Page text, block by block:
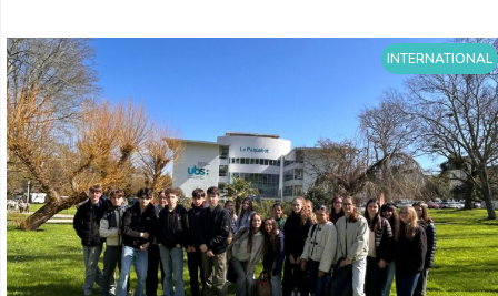
INTERNATIONAL